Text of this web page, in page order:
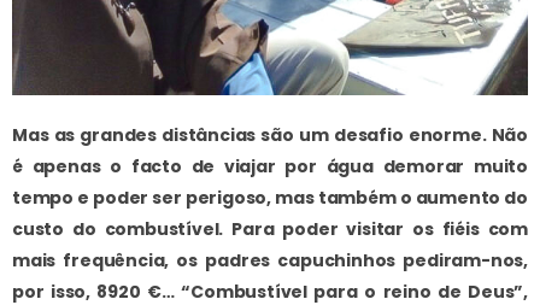
Mas as grandes distâncias são um desafio enorme. Não
é apenas o facto de viajar por água demorar muito
tempo e poder ser perigoso, mas também o aumento do
custo do combustível. Para poder visitar os fiéis com
mais frequência, os padres capuchinhos pediram-nos,
por isso, 8920 €… “Combustível para o reino de Deus”,